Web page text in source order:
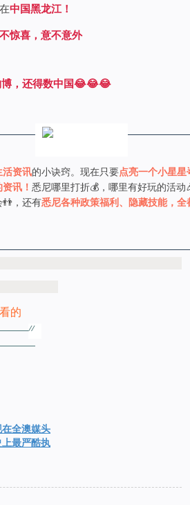
在中国黑龙江！
惊喜，意不意外
博，还得数中国😂😂😂
活资讯的小诀窍。 现在只要点亮一个小星星
讯！ 悉尼哪里打折💰，哪里有好玩的活
，还有悉尼各种政策福利、隐藏技能，全
的
全澳媒头
最严酷执